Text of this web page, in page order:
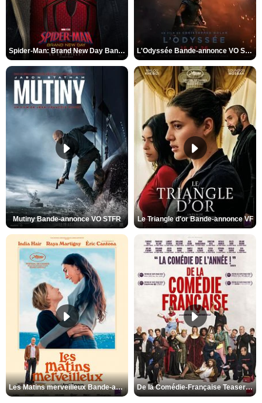
Spider-Man: Brand New Day Bande-annonce VO STFR L'Odyssée Bande-annonce VO STFR
Mutiny Bande-annonce VO STFR Le Triangle d'or Bande-annonce VF
Les Matins merveilleux Bande-annonce VF De la Comédie-Française Teaser VF